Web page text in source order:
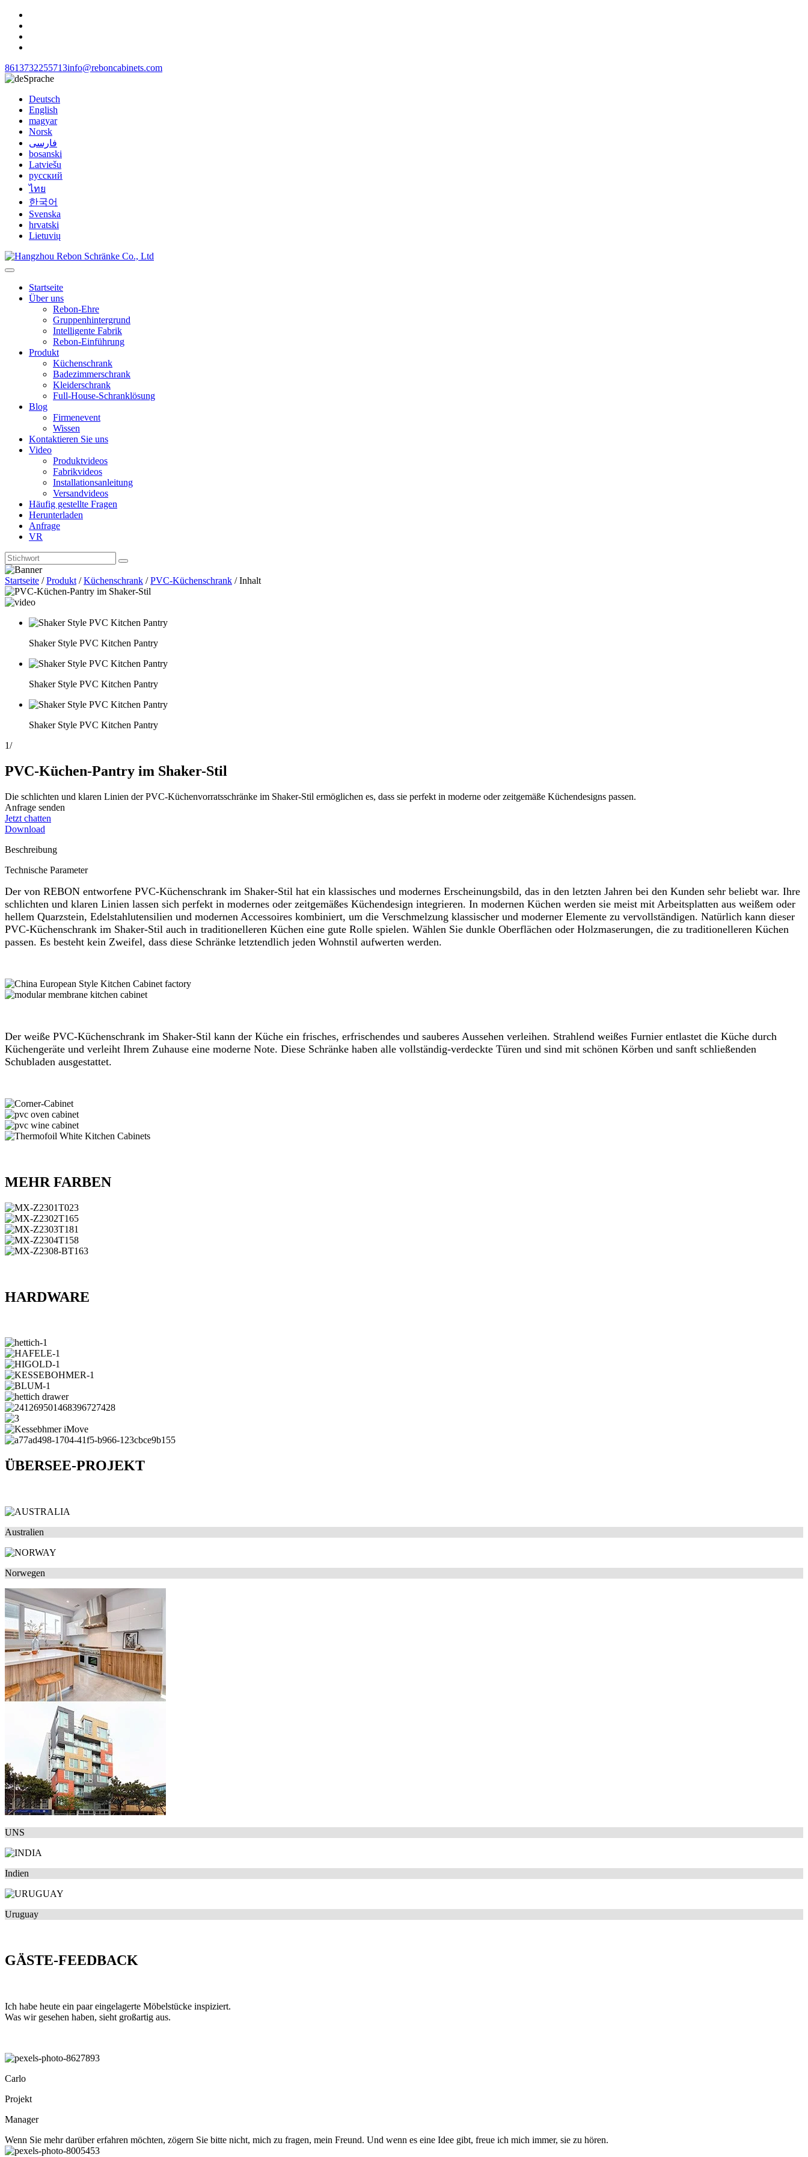
8613732255713info@reboncabinets.com
Sprache
Deutsch
English
magyar
Norsk
فارسی
bosanski
Latviešu
русский
ไทย
한국어
Svenska
hrvatski
Lietuvių
Startseite
Über uns
Rebon-Ehre
Gruppenhintergrund
Intelligente Fabrik
Rebon-Einführung
Produkt
Küchenschrank
Badezimmerschrank
Kleiderschrank
Full-House-Schranklösung
Blog
Firmenevent
Wissen
Kontaktieren Sie uns
Video
Produktvideos
Fabrikvideos
Installationsanleitung
Versandvideos
Häufig gestellte Fragen
Herunterladen
Anfrage
VR
Startseite /Produkt /Küchenschrank /PVC-Küchenschrank /Inhalt
Shaker Style PVC Kitchen Pantry
Shaker Style PVC Kitchen Pantry
Shaker Style PVC Kitchen Pantry
1/
PVC-Küchen-Pantry im Shaker-Stil
Die schlichten und klaren Linien der PVC-Küchenvorratsschränke im Shaker-Stil ermöglichen es, dass sie perfekt in moderne oder zeitgemäße Küchendesigns passen.
Anfrage senden
Jetzt chatten
Download
Beschreibung
Technische Parameter
Der von REBON entworfene PVC-Küchenschrank im Shaker-Stil hat ein klassisches und modernes Erscheinungsbild, das in den letzten Jahren bei den Kunden sehr beliebt war. Ihre
schlichten und klaren Linien lassen sich perfekt in modernes oder zeitgemäßes Küchendesign integrieren. In modernen Küchen werden sie meist mit Arbeitsplatten aus weißem oder
hellem Quarzstein, Edelstahlutensilien und modernen Accessoires kombiniert, um die Verschmelzung klassischer und moderner Elemente zu vervollständigen. Natürlich kann dieser
PVC-Küchenschrank im Shaker-Stil auch in traditionelleren Küchen eine gute Rolle spielen. Wählen Sie dunkle Oberflächen oder Holzmaserungen, die zu traditionelleren Küchen
passen. Es besteht kein Zweifel, dass diese Schränke letztendlich jeden Wohnstil aufwerten werden.
Der weiße PVC-Küchenschrank im Shaker-Stil kann der Küche ein frisches, erfrischendes und sauberes Aussehen verleihen. Strahlend weißes Furnier entlastet die Küche durch
Küchengeräte und verleiht Ihrem Zuhause eine moderne Note. Diese Schränke haben alle vollständig-verdeckte Türen und sind mit schönen Körben und sanft schließenden
Schubladen ausgestattet.
MEHR FARBEN
HARDWARE
ÜBERSEE-PROJEKT
Australien
Norwegen
UNS
Indien
Uruguay
GÄSTE-FEEDBACK
Ich habe heute ein paar eingelagerte Möbelstücke inspiziert.
Was wir gesehen haben, sieht großartig aus.
Carlo
Projekt
Manager
Wenn Sie mehr darüber erfahren möchten, zögern Sie bitte nicht, mich zu fragen, mein Freund. Und wenn es eine Idee gibt, freue ich mich immer, sie zu hören.